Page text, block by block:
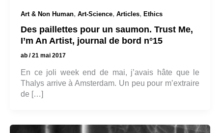
Art & Non Human, Art-Science, Articles, Ethics
Des paillettes pour un saumon. Trust Me,
I’m An Artist, journal de bord n°15
ab /21 mai 2017
En ce joli week end de mai, j’avais hâte que le
Thalys arrive à Amsterdam. Un peu pour m’extraire
de […]